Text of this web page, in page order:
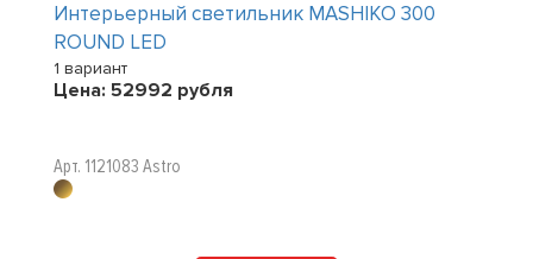
Интерьерный светильник MASHIKO 300
ROUND LED
1 вариант
Цена: 52992 рубля
Арт. 1121083 Astro